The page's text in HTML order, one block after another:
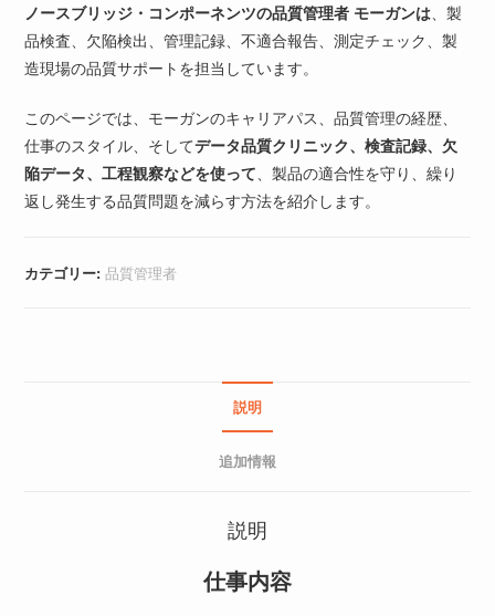
ノースブリッジ・コンポーネンツの品質管理者 モーガンは、製
品検査、欠陥検出、管理記録、不適合報告、測定チェック、製
造現場の品質サポートを担当しています。
このページでは、モーガンのキャリアパス、品質管理の経歴、
仕事のスタイル、そしてデータ品質クリニック、検査記録、欠
陥データ、工程観察などを使って、製品の適合性を守り、繰り
返し発生する品質問題を減らす方法を紹介します。
カテゴリー:品質管理者
説明
追加情報
説明
仕事内容